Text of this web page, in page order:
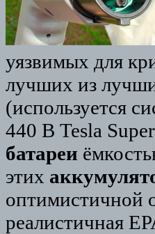
уязвимых для
лучших из
(используется
440 В Tesla
батареи
этих
оптимистичной
реалистичная